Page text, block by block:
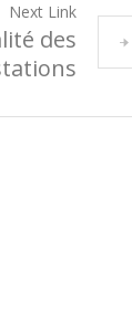
Next Link
des